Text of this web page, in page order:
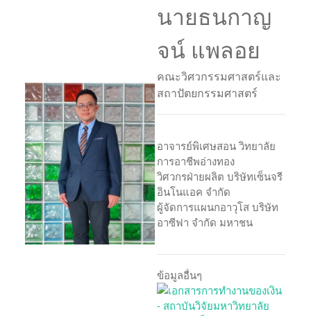
นายธนกาญ
จน์ แพลอย
คณะวิศวกรรมศาสตร์และ
สถาปัตยกรรมศาสตร์
อาจารย์พิเศษสอน วิทยาลัย
การอาชีพอ่างทอง
วิศวกรฝ่ายผลิต บริษัทเซ็นจรี
อินโนแอค จำกัด
ผู้จัดการแผนกอาวุโส บริษัท
อาซีฟา จำกัด มหาชน
ข้อมูลอื่นๆ